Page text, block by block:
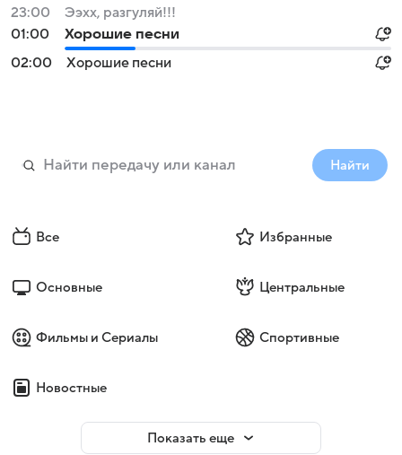
23:00
Ээхх, разгуляй!!!
01:00
Хорошие песни
02:00
Хорошие песни
Найти
Все Избранные
Основные Центральные
Фильмы и Сериалы Спортивные
Новостные
Показать еще